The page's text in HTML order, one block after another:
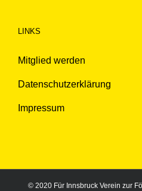
LINKS
Mitglied werden
Datenschutzerklärung
Impressum
© 2020 Für Innsbruck Verein zur